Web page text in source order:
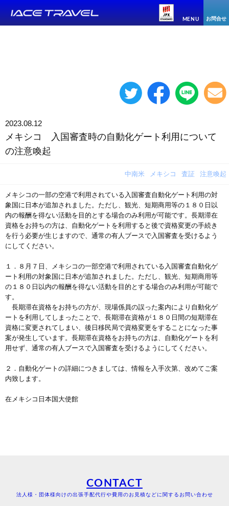
MENU お問合せ
2023.08.12
メキシコ 入国審査時の自動化ゲート利用について
の注意喚起
中南米 メキシコ 査証 注意喚起
メキシコの一部の空港で利用されている入国審査自動化ゲート利用の対
象国に日本が追加されました。ただし、観光、短期商用等の１８０日以
内の報酬を得ない活動を目的とする場合のみ利用が可能です。長期滞在
資格をお持ちの方は、自動化ゲートを利用すると後で資格変更の手続き
を行う必要が生じますので、通常の有人ブースで入国審査を受けるよう
にしてください。
１．８月７日、メキシコの一部空港で利用されている入国審査自動化ゲ
ート利用の対象国に日本が追加されました。ただし、観光、短期商用等
の１８０日以内の報酬を得ない活動を目的とする場合のみ利用が可能で
す。
長期滞在資格をお持ちの方が、現場係員の誤った案内により自動化ゲ
ートを利用してしまったことで、長期滞在資格が１８０日間の短期滞在
資格に変更されてしまい、後日移民局で資格変更をすることになった事
案が発生しています。長期滞在資格をお持ちの方は、自動化ゲートを利
用せず、通常の有人ブースで入国審査を受けるようにしてください。
２．自動化ゲートの詳細につきましては、情報を入手次第、改めてご案
内致します。
在メキシコ日本国大使館
CONTACT
法人様・団体様向けの出張手配代行や費用のお見積などに関するお問い合わせ